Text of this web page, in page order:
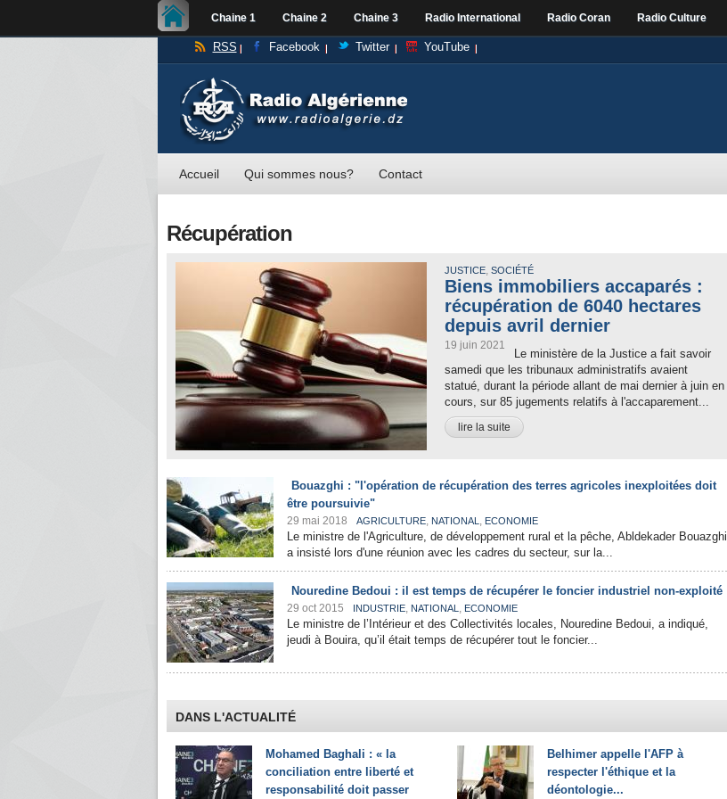
Chaine 1 Chaine 2 Chaine 3 Radio International Radio Coran Radio Culture
RSS Facebook Twitter YouTube
Accueil Qui sommes nous? Contact
Récupération
JUSTICE, SOCIÉTÉ
Biens immobiliers accaparés :
récupération de 6040 hectares
depuis avril dernier
19 juin 2021
Le ministère de la Justice a fait savoir
samedi que les tribunaux administratifs avaient
statué, durant la période allant de mai dernier à juin en
cours, sur 85 jugements relatifs à l'accaparement...
lire la suite
Bouazghi : "l'opération de récupération des terres agricoles inexploitées doit
être poursuivie"
29 mai 2018 AGRICULTURE, NATIONAL , ECONOMIE
Le ministre de l'Agriculture, de développement rural et la pêche, Abldekader Bouazghi
a insisté lors d'une réunion avec les cadres du secteur, sur la...
Nouredine Bedoui : il est temps de récupérer le foncier industriel non-exploité
29 oct 2015 INDUSTRIE, NATIONAL , ECONOMIE
Le ministre de l’Intérieur et des Collectivités locales, Nouredine Bedoui, a indiqué,
jeudi à Bouira, qu’il était temps de récupérer tout le foncier...
DANS L'ACTUALITÉ
Mohamed Baghali : « la
conciliation entre liberté et
responsabilité doit passer
Belhimer appelle l'AFP à
respecter l'éthique et la
déontologie...